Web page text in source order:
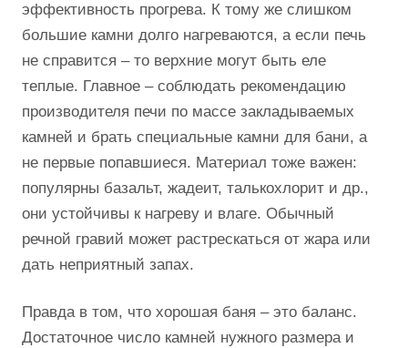
эффективность прогрева. К тому же слишком
большие камни долго нагреваются, а если печь
не справится – то верхние могут быть еле
теплые. Главное – соблюдать рекомендацию
производителя печи по массе закладываемых
камней и брать специальные камни для бани, а
не первые попавшиеся. Материал тоже важен:
популярны базальт, жадеит, талькохлорит и др.,
они устойчивы к нагреву и влаге. Обычный
речной гравий может растрескаться от жара или
дать неприятный запах.
Правда в том, что хорошая баня – это баланс.
Достаточное число камней нужного размера и